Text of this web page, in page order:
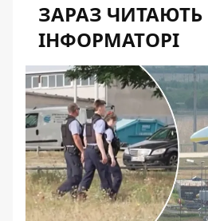
ЗАРАЗ ЧИТАЮТЬ
ІНФОРМАТОРІ